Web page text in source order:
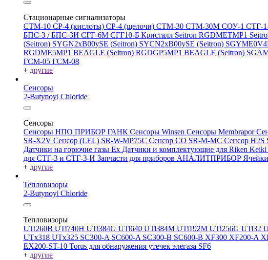
Стационарные сигнализаторы
СТМ-10 СР-4 (кислоты) СР-4 (щелочи) СТМ-30 СТМ-30М СОУ-1 СТГ-
БПС-3 / БПС-3И СГГ-6М СГГ10-Б Кристалл Seitron RGDMETMP1
(Seitron) SYGN2xB00ySE (Seitron) SYCN2xB00ySE (Seitron)
RGDME5MP1 BEAGLE (Seitron) RGDGP5MP1 BEAGLE (Seitron)
ГСМ-05 ГСМ-08
+ другие
Сенсоры
2-Butynoyl Chloride
Сенсоры
Сенсоры НПО ПРИБОР ГАНК Сенсоры Winsen Сенсоры Membrapor
SR-X2V Сенсор (LEL) SR-W-MP75C Сенсор CO SR-M-MC Сенсор H2S
Датчики на горючие газы Ex Датчики и комплектующие для Riken Keiki
для СТГ-3 и СТГ-3-И Запчасти для приборов АНАЛИТПРИБОР
+ другие
Тепловизоры
2-Butynoyl Chloride
Тепловизоры
UTi260В UTi740H UTi384G UTi640 UTi384M UTi192M UTi256G UTi32
UTx318 UTx325 SC300-A SC600-A SC300-B SC600-B XF300 XF200-A
EX200-ST-10 Torus для обнаружения утечек элегаза SF6
+ другие